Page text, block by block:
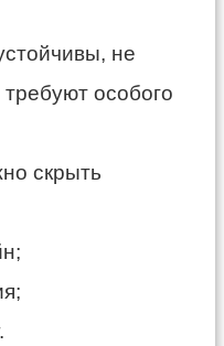
, не
особого
скрыть